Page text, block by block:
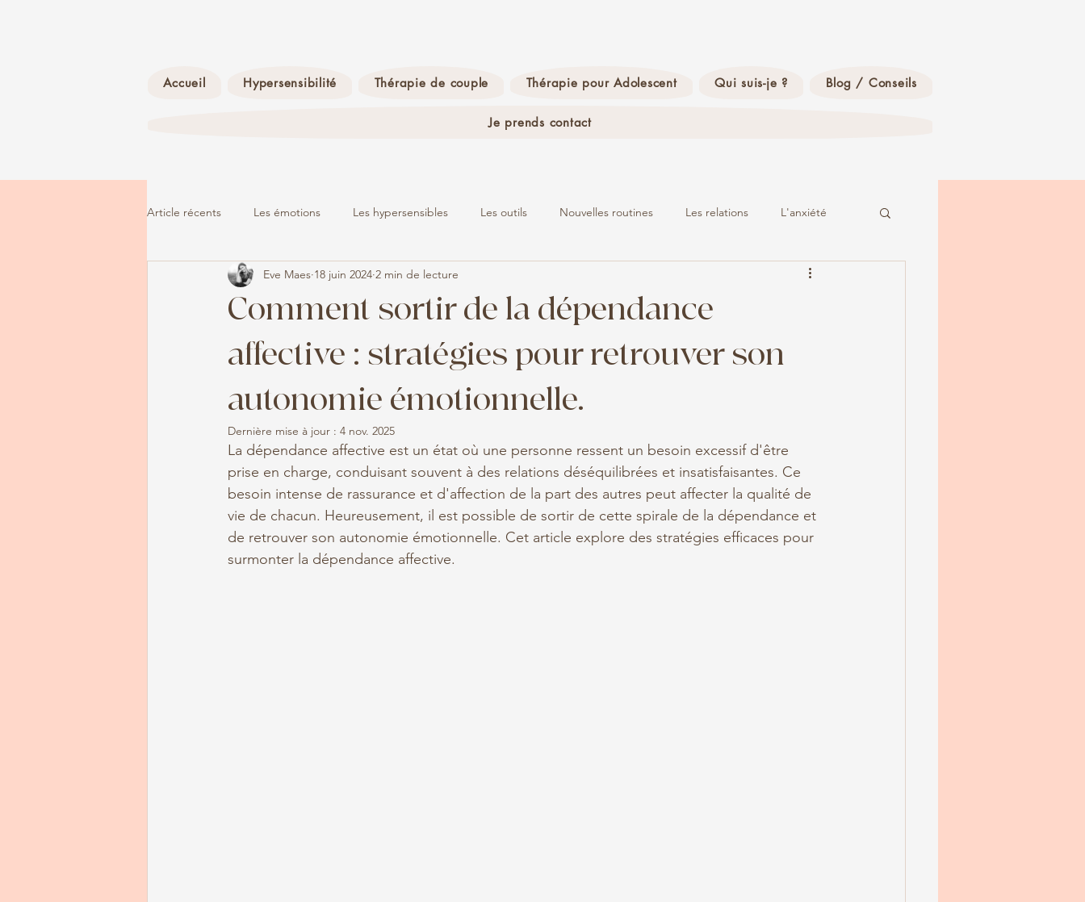
Accueil Hypersensibilité Thérapie de couple Thérapie pour Adolescent Qui suis-je ? Blog / Conseils
Je prends contact
Article récents Les émotions Les hypersensibles Les outils Nouvelles routines Les relations L'anxiété
La dépression L'adolescence Burn-out
Comment sortir de la dépendance
affective : stratégies pour retrouver son
autonomie émotionnelle.
Eve Maes 18 juin 2024 2 min de lecture
Dernière mise à jour : 4 nov. 2025
La dépendance affective est un état où une personne ressent un besoin excessif d'être
prise en charge, conduisant souvent à des relations déséquilibrées et insatisfaisantes. Ce
besoin intense de rassurance et d'affection de la part des autres peut affecter la qualité de
vie de chacun. Heureusement, il est possible de sortir de cette spirale de la dépendance et
de retrouver son autonomie émotionnelle. Cet article explore des stratégies efficaces pour
surmonter la dépendance affective.